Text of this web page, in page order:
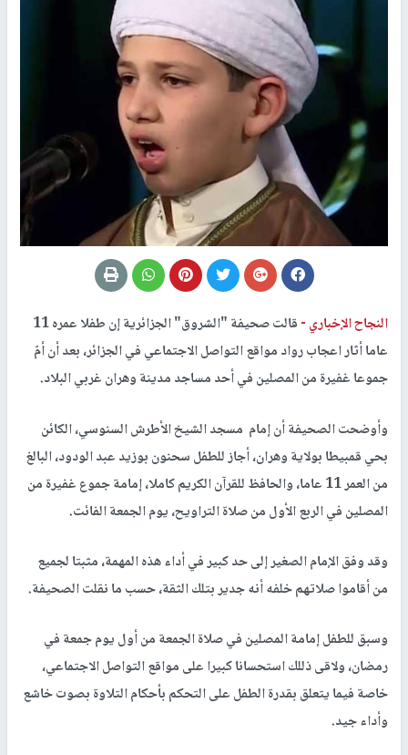
النجاح الإخباري -
قالت صحيفة "الشروق" الجزائرية إن طفلا عمره 11
عاما أثار اعجاب رواد مواقع التواصل الاجتماعي في الجزائر، بعد أن أمّ
جموعا غفيرة من المصلين في أحد مساجد مدينة وهران غربي البلاد.
وأوضحت الصحيفة أن إمام مسجد الشيخ الأطرش السنوسي، الكائن
بحي قمبيطا بولاية وهران، أجاز للطفل سحنون بوزيد عبد الودود، البالغ
من العمر 11 عاما، والحافظ للقرآن الكريم كاملا، إمامة جموع غفيرة من
المصلين في الربع الأول من صلاة التراويح، يوم الجمعة الفائت.
وقد وفق الإمام الصغير إلى حد كبير في أداء هذه المهمة، مثبتا لجميع
من أقاموا صلاتهم خلفه أنه جدير بتلك الثقة، حسب ما نقلت الصحيفة.
وسبق للطفل إمامة المصلين في صلاة الجمعة من أول يوم جمعة في
رمضان، ولاقى ذللك استحسانا كبيرا على مواقع التواصل الاجتماعي،
خاصة فيما يتعلق بقدرة الطفل على التحكم بأحكام التلاوة بصوت خاشع
وأداء جيد.